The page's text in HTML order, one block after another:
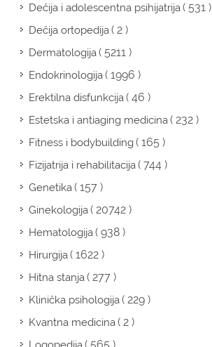
Dečija i adolescentna psihijatrija( 531 )
Dečija ortopedija( 2 )
Dermatologija( 5211 )
Endokrinologija( 1996 )
Erektilna disfunkcija( 46 )
Estetska i antiaging medicina( 232 )
Fitness i bodybuilding( 165 )
Fizijatrija i rehabilitacija( 744 )
Genetika( 157 )
Ginekologija( 20742 )
Hematologija( 938 )
Hirurgija( 1622 )
Hitna stanja( 277 )
Klinička psihologija( 229 )
Kvantna medicina( 2 )